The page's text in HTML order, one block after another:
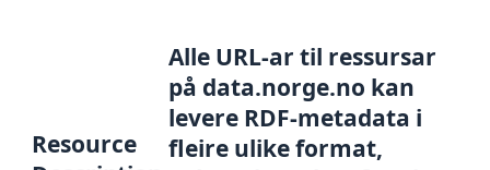
Resource
Alle URL-ar til ressursar
på data.norge.no kan
levere RDF-metadata i
fleire ulike format,